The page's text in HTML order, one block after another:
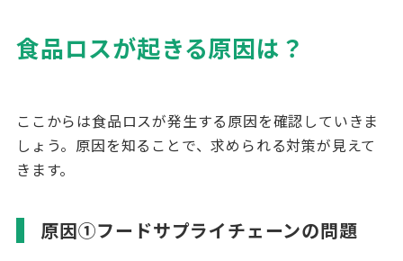
食品ロスが起きる原因は？
ここからは食品ロスが発生する原因を確認していきま
しょう。原因を知ることで、求められる対策が見えて
きます。
原因①フードサプライチェーンの問題